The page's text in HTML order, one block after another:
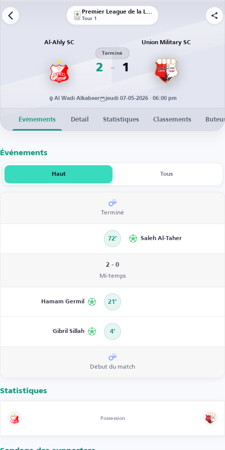
Premier League de la Libye
Tour 1
Al-Ahly SC
2
Terminé
1
Union Military SC
Al Wadi Alkabeer jeudi 07-05-2026 · 06:00 pm
Événements Détail Statistiques Classements
Événements
Haut Tous
Terminé
72’ Saleh Al-Taher
2 - 0
Mi-temps
Hamam Germil 21’
Gibril Sillah 4’
Début du match
Statistiques
Possession